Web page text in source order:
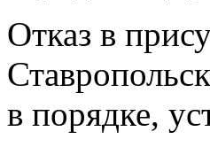
Отказ в
в порядке,